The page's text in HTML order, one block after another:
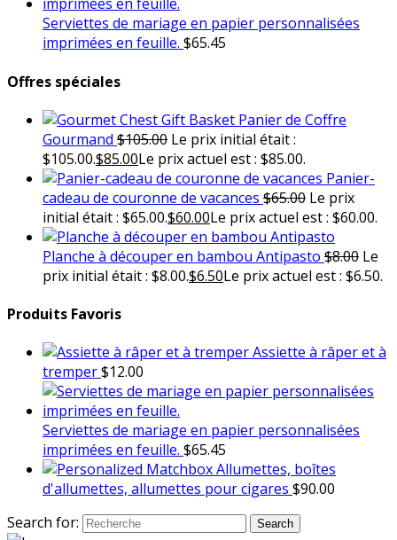
Serviettes de mariage en papier personnalisées
imprimées en feuille. $65.45
Offres spéciales
Panier de Coffre
Gourmand $105.00 Le prix initial était :
$105.00.$85.00Le prix actuel est : $85.00.
Panier-
cadeau de couronne de vacances $65.00 Le prix
initial était : $65.00.$60.00Le prix actuel est : $60.00.
Planche à découper en bambou Antipasto $8.00 Le
prix initial était : $8.00.$6.50Le prix actuel est : $6.50.
Produits Favoris
Assiette à râper et à
tremper$12.00
Serviettes de mariage en papier personnalisées
imprimées en feuille. $65.45
Allumettes, boîtes
d'allumettes, allumettes pour cigares $90.00
Search for:
Search